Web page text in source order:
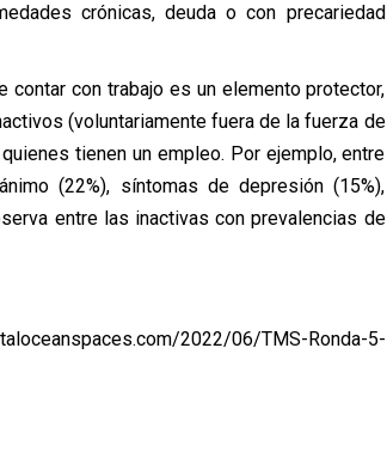
crónicas, deuda o con precariedad
con trabajo es un elemento protector,
(voluntariamente fuera de la fuerza de
tienen un empleo. Por ejemplo, entre
(22%), síntomas de depresión (15%),
entre las inactivas con prevalencias de
2022/06/TMS-Ronda-5-